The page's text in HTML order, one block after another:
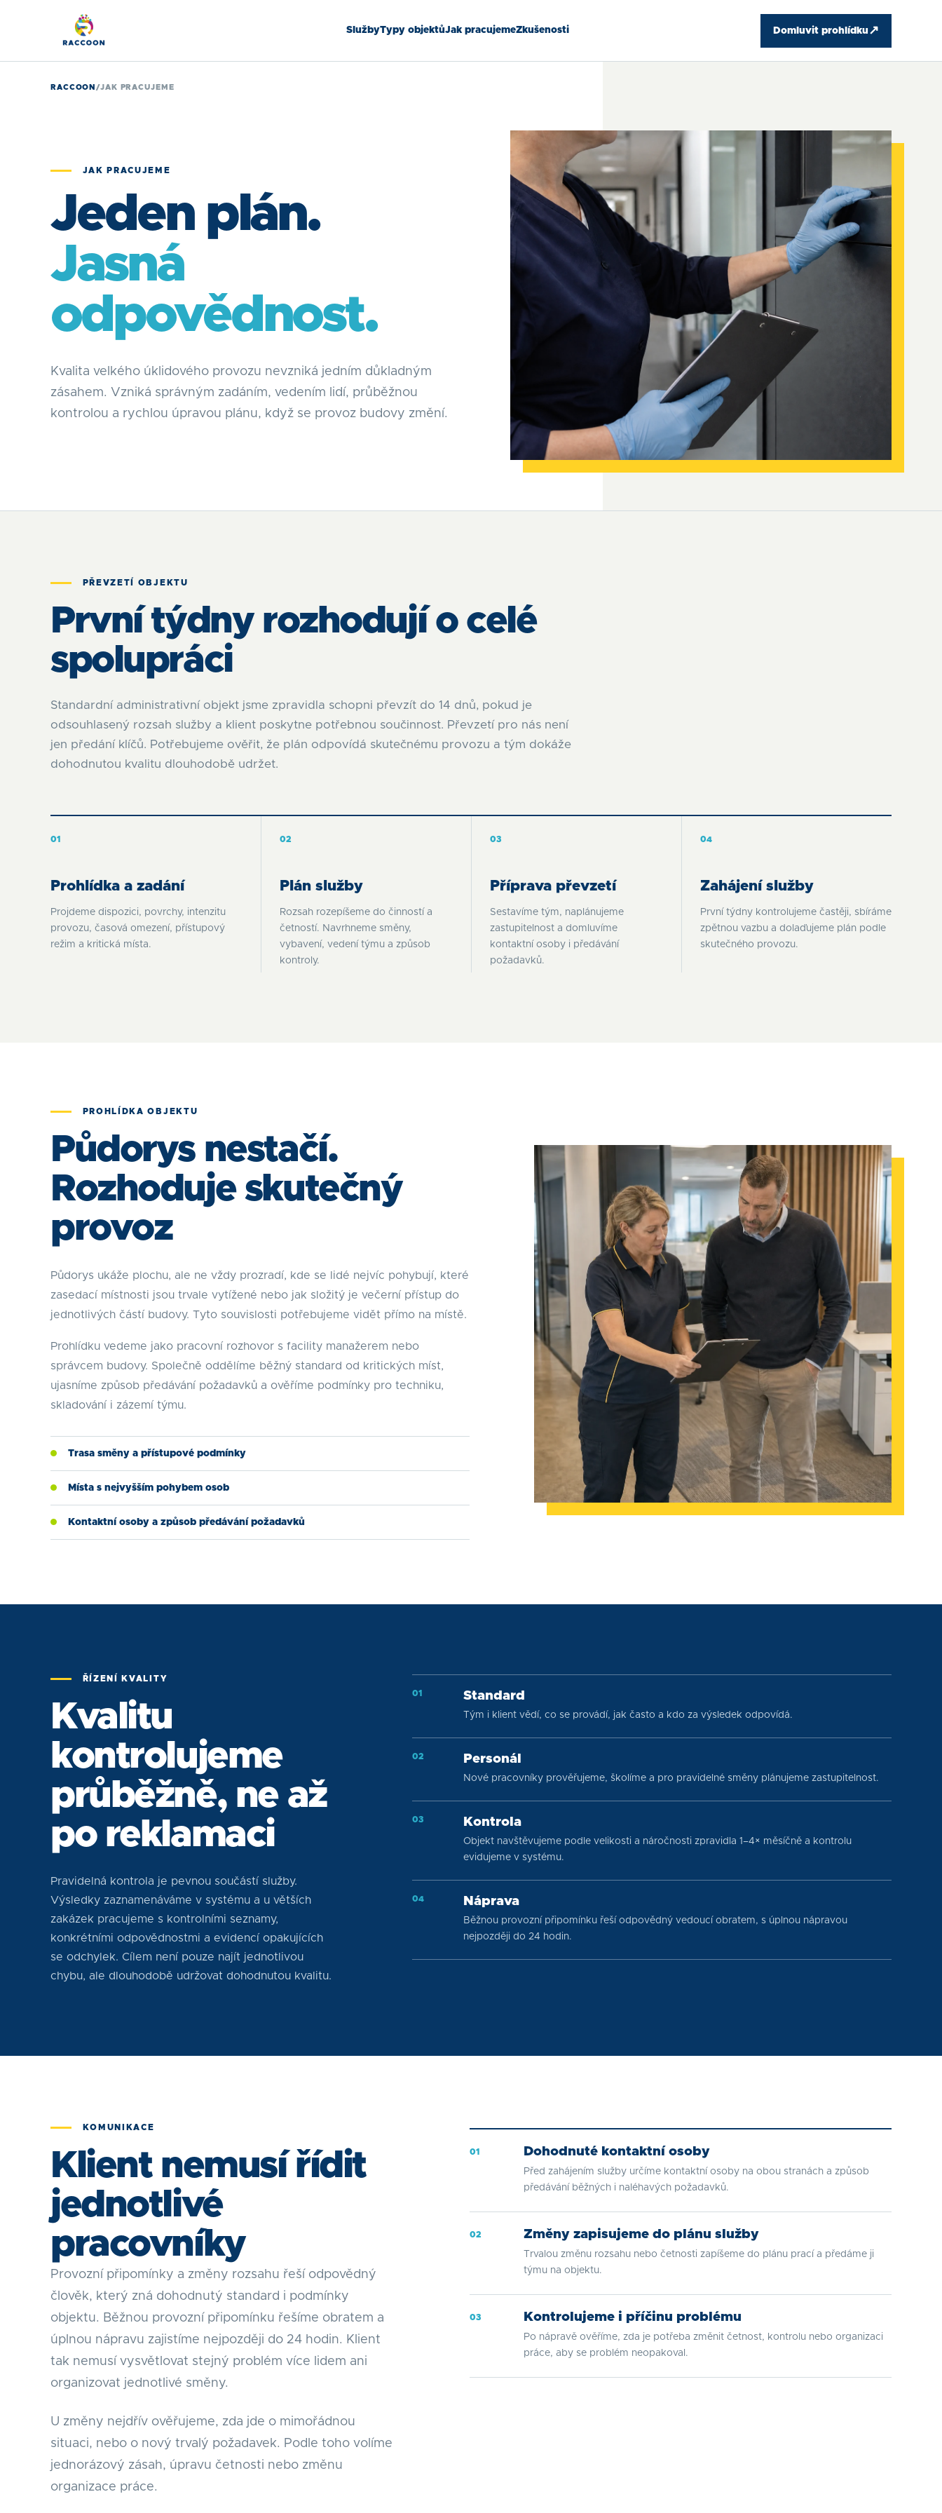
SlužbyTypy objektůJak pracujemeZkušenosti Domluvit prohlídku ↗
RACCOON/JAK PRACUJEME
JAK PRACUJEME
Jeden plán.
Jasná
odpovědnost.
Kvalita velkého úklidového provozu nevzniká jedním důkladným
zásahem. Vzniká správným zadáním, vedením lidí, průběžnou
kontrolou a rychlou úpravou plánu, když se provoz budovy změní.
PŘEVZETÍ OBJEKTU
První týdny rozhodují o celé
spolupráci
Standardní administrativní objekt jsme zpravidla schopni převzít do 14 dnů, pokud je
odsouhlasený rozsah služby a klient poskytne potřebnou součinnost. Převzetí pro nás není
jen předání klíčů. Potřebujeme ověřit, že plán odpovídá skutečnému provozu a tým dokáže
dohodnutou kvalitu dlouhodobě udržet.
01
Prohlídka a zadání
Projdeme dispozici, povrchy, intenzitu
provozu, časová omezení, přístupový
režim a kritická místa.
02
Plán služby
Rozsah rozepíšeme do činností a
četností. Navrhneme směny,
vybavení, vedení týmu a způsob
kontroly.
03
Příprava převzetí
Sestavíme tým, naplánujeme
zastupitelnost a domluvíme
kontaktní osoby i předávání
požadavků.
04
Zahájení služby
První týdny kontrolujeme častěji, sbíráme
zpětnou vazbu a dolaďujeme plán podle
skutečného provozu.
PROHLÍDKA OBJEKTU
Půdorys nestačí.
Rozhoduje skutečný
provoz
Půdorys ukáže plochu, ale ne vždy prozradí, kde se lidé nejvíc pohybují, které
zasedací místnosti jsou trvale vytížené nebo jak složitý je večerní přístup do
jednotlivých částí budovy. Tyto souvislosti potřebujeme vidět přímo na místě.
Prohlídku vedeme jako pracovní rozhovor s facility manažerem nebo
správcem budovy. Společně oddělíme běžný standard od kritických míst,
ujasníme způsob předávání požadavků a ověříme podmínky pro techniku,
skladování i zázemí týmu.
Trasa směny a přístupové podmínky
Místa s nejvyšším pohybem osob
Kontaktní osoby a způsob předávání požadavků
ŘÍZENÍ KVALITY
Kvalitu
kontrolujeme
průběžně, ne až
po reklamaci
Pravidelná kontrola je pevnou součástí služby.
Výsledky zaznamenáváme v systému a u větších
zakázek pracujeme s kontrolními seznamy,
konkrétními odpovědnostmi a evidencí opakujících
se odchylek. Cílem není pouze najít jednotlivou
chybu, ale dlouhodobě udržovat dohodnutou kvalitu.
01 Standard
Tým i klient vědí, co se provádí, jak často a kdo za výsledek odpovídá.
02 Personál
Nové pracovníky prověřujeme, školíme a pro pravidelné směny plánujeme zastupitelnost.
03 Kontrola
Objekt navštěvujeme podle velikosti a náročnosti zpravidla 1–4× měsíčně a kontrolu
evidujeme v systému.
04 Náprava
Běžnou provozní připomínku řeší odpovědný vedoucí obratem, s úplnou nápravou
nejpozději do 24 hodin.
KOMUNIKACE
Klient nemusí řídit
jednotlivé
pracovníky
Provozní připomínky a změny rozsahu řeší odpovědný
člověk, který zná dohodnutý standard i podmínky
objektu. Běžnou provozní připomínku řešíme obratem a
úplnou nápravu zajistíme nejpozději do 24 hodin. Klient
tak nemusí vysvětlovat stejný problém více lidem ani
organizovat jednotlivé směny.
U změny nejdřív ověřujeme, zda jde o mimořádnou
situaci, nebo o nový trvalý požadavek. Podle toho volíme
jednorázový zásah, úpravu četnosti nebo změnu
organizace práce.
01 Dohodnuté kontaktní osoby
Před zahájením služby určíme kontaktní osoby na obou stranách a způsob
předávání běžných i naléhavých požadavků.
02 Změny zapisujeme do plánu služby
Trvalou změnu rozsahu nebo četnosti zapíšeme do plánu prací a předáme ji
týmu na objektu.
03 Kontrolujeme i příčinu problému
Po nápravě ověříme, zda je potřeba změnit četnost, kontrolu nebo organizaci
práce, aby se problém neopakoval.